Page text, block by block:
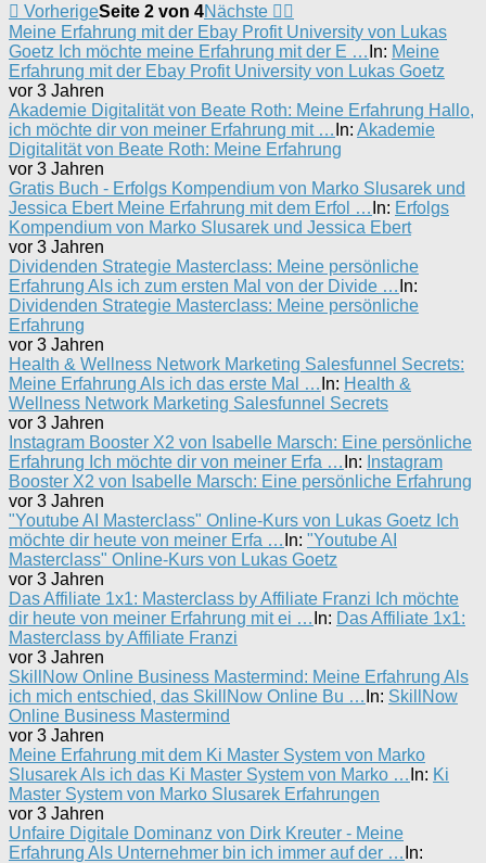
VorherigeSeite 2 von 4Nächste
Meine Erfahrung mit der Ebay Profit University von Lukas
Goetz Ich möchte meine Erfahrung mit der E … In: Meine
Erfahrung mit der Ebay Profit University von Lukas Goetz
vor 3 Jahren
Akademie Digitalität von Beate Roth: Meine Erfahrung Hallo,
ich möchte dir von meiner Erfahrung mit … In: Akademie
Digitalität von Beate Roth: Meine Erfahrung
vor 3 Jahren
Gratis Buch - Erfolgs Kompendium von Marko Slusarek und
Jessica Ebert Meine Erfahrung mit dem Erfol … In: Erfolgs
Kompendium von Marko Slusarek und Jessica Ebert
vor 3 Jahren
Dividenden Strategie Masterclass: Meine persönliche
Erfahrung Als ich zum ersten Mal von der Divide … In:
Dividenden Strategie Masterclass: Meine persönliche
Erfahrung
vor 3 Jahren
Health & Wellness Network Marketing Salesfunnel Secrets:
Meine Erfahrung Als ich das erste Mal … In: Health &
Wellness Network Marketing Salesfunnel Secrets
vor 3 Jahren
Instagram Booster X2 von Isabelle Marsch: Eine persönliche
Erfahrung Ich möchte dir von meiner Erfa … In: Instagram
Booster X2 von Isabelle Marsch: Eine persönliche Erfahrung
vor 3 Jahren
"Youtube AI Masterclass" Online-Kurs von Lukas Goetz Ich
möchte dir heute von meiner Erfa … In: "Youtube AI
Masterclass" Online-Kurs von Lukas Goetz
vor 3 Jahren
Das Affiliate 1x1: Masterclass by Affiliate Franzi Ich möchte
dir heute von meiner Erfahrung mit ei … In: Das Affiliate 1x1:
Masterclass by Affiliate Franzi
vor 3 Jahren
SkillNow Online Business Mastermind: Meine Erfahrung Als
ich mich entschied, das SkillNow Online Bu … In: SkillNow
Online Business Mastermind
vor 3 Jahren
Meine Erfahrung mit dem Ki Master System von Marko
Slusarek Als ich das Ki Master System von Marko … In: Ki
Master System von Marko Slusarek Erfahrungen
vor 3 Jahren
Unfaire Digitale Dominanz von Dirk Kreuter - Meine
Erfahrung Als Unternehmer bin ich immer auf der … In: